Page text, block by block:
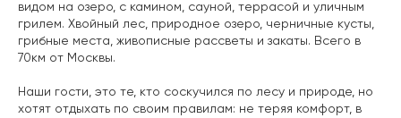
видом на озеро, с камином, сауной, террасой и уличным
грилем. Хвойный лес, природное озеро, черничные кусты,
грибные места, живописные рассветы и закаты. Всего в
70км от Москвы.
Наши гости, это те, кто соскучился по лесу и природе, но
хотят отдыхать по своим правилам: не теряя комфорт, в